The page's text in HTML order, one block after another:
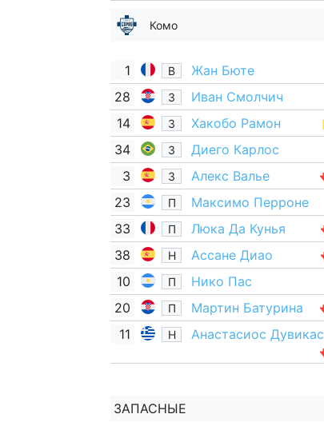
Комо
1 В Жан Бюте
28 З Иван Смолчич
14 З Хакобо Рамон
34 З Диего Карлос
3 З Алекс Валье
23 П Максимо Перроне
33 П Люка Да Кунья
38 Н Ассане Диао
10 П Нико Пас
20 П Мартин Батурина
11 Н Анастасиос Дувикас
ЗАПАСНЫЕ